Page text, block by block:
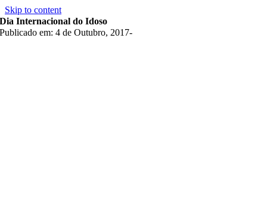
Skip to content
Dia Internacional do Idoso
Publicado em: 4 de Outubro, 2017-